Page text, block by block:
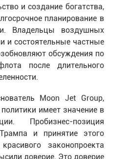
и создание богатства,
планирование в
Владельцы воздушных
и состоятельные частные
обсуждения по
после длительного
Moon Jet Group,
имеет значение в
Пробизнес-позиция
и принятие этого
законопроекта
доверие. Это доверие